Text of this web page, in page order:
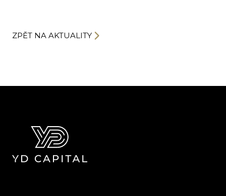
ZPĚT NA AKTUALITY